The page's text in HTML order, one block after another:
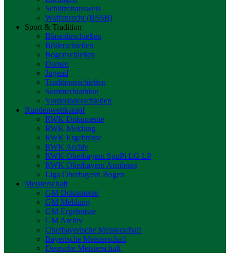
Schützenausweis
Waffenrecht (BSSB)
Sport & Tradition
Blasrohrschießen
Böllerschießen
Bogenschießen
Damen
Jugend
Traditionsschießen
Sommerbiathlon
Vorderladerschießen
Rundenwettkampf
RWK Dokumente
RWK Meldung
RWK Ergebnisse
RWK Archiv
RWK Oberbayern SpoPi LG LP
RWK Oberbayern Armbrust
Liga Oberbayern Bogen
Meisterschaft
GM Dokumente
GM Meldung
GM Ergebnisse
GM Archiv
Oberbayerische Meisterschaft
Bayerische Meisterschaft
Deutsche Meisterschaft